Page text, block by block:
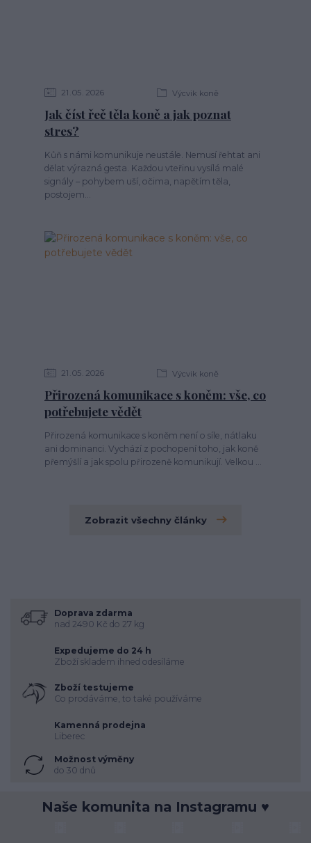
21 05 2026 Výcvik koně
Jak číst řeč těla koně a jak poznat
stres?
Kůň s námi komunikuje neustále. Nemusí řehtat ani
dělat výrazná gesta. Každou vteřinu vysílá malé
signály – pohybem uší, očima, napětím těla,
postojem...
21 05 2026 Výcvik koně
Přirozená komunikace s koněm: vše, co
potřebujete vědět
Přirozená komunikace s koněm není o síle, nátlaku
ani dominanci. Vychází z pochopení toho, jak koně
přemýšlí a jak spolu přirozeně komunikují. Velkou ...
Zobrazit všechny články
Doprava zdarma
nad 2490 Kč do 27 kg
Expedujeme do 24 h
Zboží skladem ihned odesíláme
Zboží testujeme
Co prodáváme, to také používáme
Kamenná prodejna
Liberec
Možnost výměny
do 30 dnů
Naše komunita na Instagramu ♥